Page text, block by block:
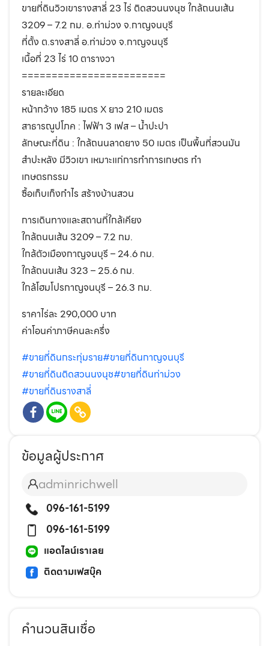
ขายที่ดินวิวเขารางสาลี่ 23 ไร่ ติดสวนนงนุช ใกล้ถนนเส้น
3209 – 7.2 กม. อ.ท่าม่วง จ.กาญจนบุรี
ที่ตั้ง ต.รางสาลี่ อ.ท่าม่วง จ.กาญจนบุรี
เนื้อที่ 23 ไร่ 10 ตารางวา
========================
รายละเอียด
หน้ากว้าง 185 เมตร X ยาว 210 เมตร
สาธารณูปโภค : ไฟฟ้า 3 เฟส – น้ำปะปา
ลักษณะที่ดิน : ใกล้ถนนลาดยาง 50 เมตร เป็นพื้นที่สวนมัน
สำปะหลัง มีวิวเขา เหมาะแก่การทำการเกษตร ทำ
เกษตรกรรม
ซื้อเก็บเก็งกำไร สร้างบ้านสวน
การเดินทางและสถานที่ใกล้เคียง
ใกล้ถนนเส้น 3209 – 7.2 กม.
ใกล้ตัวเมืองกาญจนบุรี – 24.6 กม.
ใกล้ถนนเส้น 323 – 25.6 กม.
ใกล้โฮมโปรกาญจนบุรี – 26.3 กม.
ราคาไร่ละ 290,000 บาท
ค่าโอนค่าภาษีคนละครึ่ง
#ขายที่ดินกระทุ่มราย#ขายที่ดินกาญจนบุรี
#ขายที่ดินติดสวนนงนุช#ขายที่ดินท่าม่วง
#ขายที่ดินรางสาลี่
ข้อมูลผู้ประกาศ
adminrichwell
096-161-5199
096-161-5199
แอดไลน์เราเลย
ติดตามเฟสบุ๊ค
คำนวนสินเชื่อ